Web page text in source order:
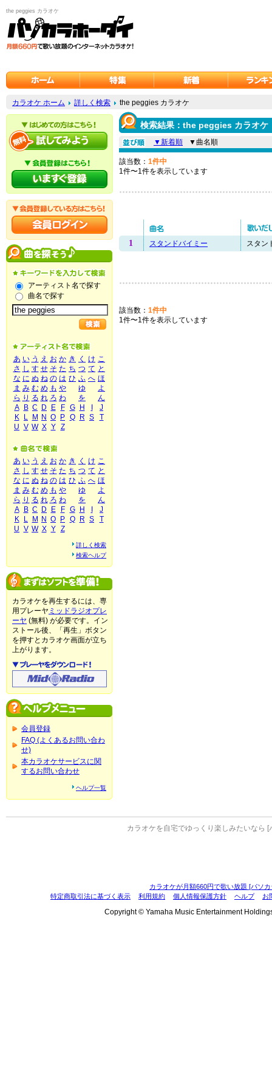
the peggies カラオケ
カラオケ ホーム 詳しく検索 the peggies カラオケ
アーティスト名で探す
曲名で探す
あ い う え お か き く け こ
さ し す せ そ た ち つ て と
な に ぬ ね の は ひ ふ へ ほ
ま み む め も や ゆ
よ
ら り る れ ろ わ を
ん
A
B C D E F G H
J
K
L M N O P Q R S
T
U V W X Y Z
あ い う え お か き く け こ
さ し す せ そ た ち つ て と
な に ぬ ね の は ひ ふ へ ほ
ま み む め も や ゆ
よ
ら り る れ ろ わ を
ん
A
B C D E F G H
J
K
L M N O P Q R S
T
U V W X Y Z
詳しく検索
検索ヘルプ
カラオケを再生するには、専
用プレーヤ ミッドラジオプレ
ーヤ (無料) が必要です。イン
ストール後、「再生」ボタン
を押すとカラオケ画面が立ち
上がります。
会員登録
FAQ (よくあるお問い合わ
せ)
本カラオケサービスに関
するお問い合わせ
ヘルプ一覧
検索結果：the peggies カラオケ
▼新着順 ▼曲名順
該当数： 1件中
1件〜1件を表示しています
1 スタンドバイミー スタン
該当数： 1件中
1件〜1件を表示しています
カラオケを自宅でゆっくり楽しみたいなら [
カラオケが月額660円で歌い放題 [パソ
特定商取引法に基づく表示
利用規約 個人情報保護方針 ヘルプ お
Copyright © Yamaha Music Entertainment